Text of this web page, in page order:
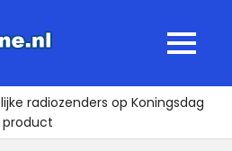
MENU
radiozenders op Koningsdag
product